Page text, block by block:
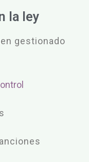
la ley
gestionado